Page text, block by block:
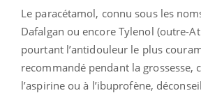
Le paracétamol, connu sous les
Dafalgan ou encore Tylenol (outre-
pourtant l’antidouleur le plus
recommandé pendant la grossesse,
l’aspirine ou à l’ibuprofène,